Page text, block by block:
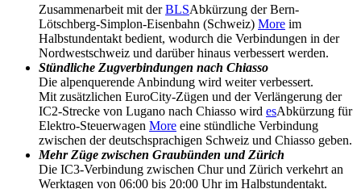
Zusammenarbeit mit derBLSAbkürzung der Bern-
Lötschberg-Simplon-Eisenbahn (Schweiz) More im
Halbstundentakt bedient, wodurch die Verbindungen in der
Nordwestschweiz und darüber hinaus verbessert werden.
Stündliche Zugverbindungen nach Chiasso
Die alpenquerende Anbindung wird weiter verbessert.
Mit zusätzlichen EuroCity-Zügen und der Verlängerung der
IC2-Strecke von Lugano nach Chiasso wird esAbkürzung für
Elektro-Steuerwagen More eine stündliche Verbindung
zwischen der deutschsprachigen Schweiz und Chiasso geben.
Mehr Züge zwischen Graubünden und Zürich
Die IC3-Verbindung zwischen Chur und Zürich verkehrt an
Werktagen von 06:00 bis 20:00 Uhr im Halbstundentakt.